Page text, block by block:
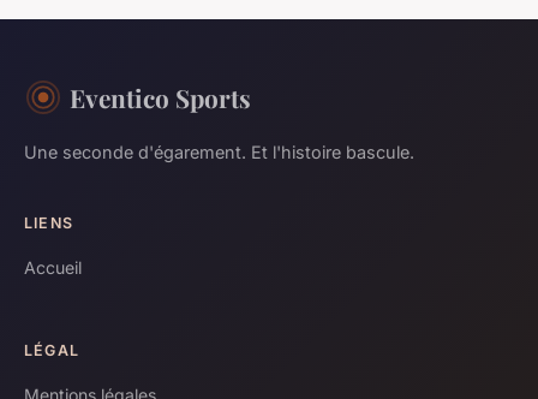
Eventico Sports
Une seconde d'égarement. Et l'histoire bascule.
LIENS
Accueil
LÉGAL
Mentions légales